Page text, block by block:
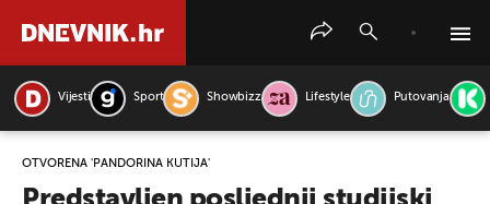
Vijesti Sport Showbizz Lifestyle Putovanja
OTVORENA 'PANDORINA KUTIJA'
PRETRAŽITE VIJESTI